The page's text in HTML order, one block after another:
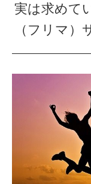
実は求めて
（フリマ）